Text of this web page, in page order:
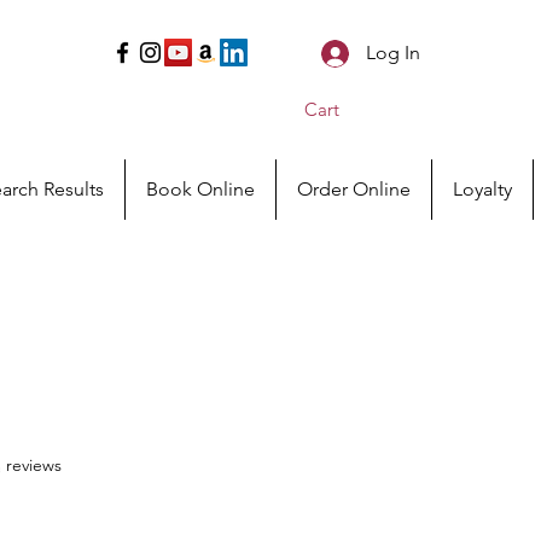
Log In
Cart
Results Book Online Order Online Loyalty
stars based on १६ reviews
reviews